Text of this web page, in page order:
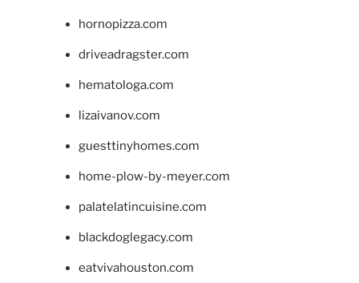
hornopizza.com
driveadragster.com
hematologa.com
lizaivanov.com
guesttinyhomes.com
home-plow-by-meyer.com
palatelatincuisine.com
blackdoglegacy.com
eatvivahouston.com